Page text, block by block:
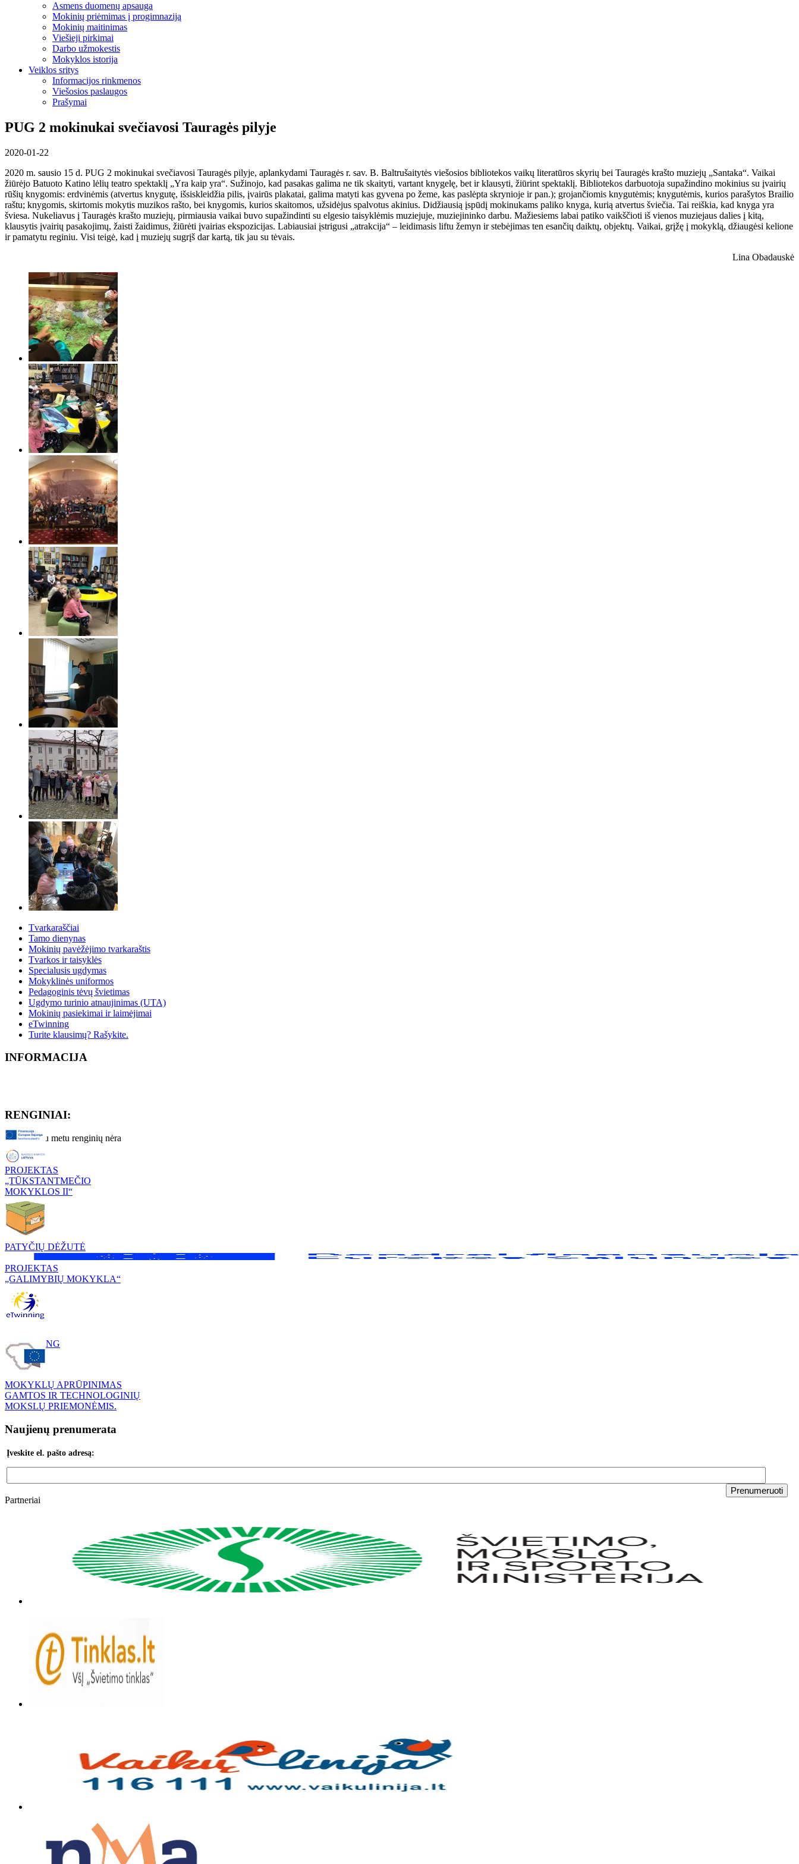
Asmens duomenų apsauga
Mokinių priėmimas į progimnaziją
Mokinių maitinimas
Viešieji pirkimai
Darbo užmokestis
Mokyklos istorija
Veiklos sritys
Informacijos rinkmenos
Viešosios paslaugos
Prašymai
PUG 2 mokinukai svečiavosi Tauragės pilyje
2020-01-22
2020 m. sausio 15 d. PUG 2 mokinukai svečiavosi Tauragės pilyje, aplankydami Tauragės r. sav. B. Baltrušaitytės viešosios bibliotekos vaikų literatūros skyrių bei Tauragės krašto muziejų „Santaka“. Vaikai
žiūrėjo Batuoto Katino lėlių teatro spektaklį „Yra kaip yra“. Sužinojo, kad pasakas galima ne tik skaityti, vartant knygelę, bet ir klausyti, žiūrint spektaklį. Bibliotekos darbuotoja supažindino mokinius su įvairių
rūšių knygomis: erdvinėmis (atvertus knygutę, išsiskleidžia pilis, įvairūs plakatai, galima matyti kas gyvena po žeme, kas paslėpta skrynioje ir pan.); grojančiomis knygutėmis; knygutėmis, kurios parašytos Brailio
raštu; knygomis, skirtomis mokytis muzikos rašto, bei knygomis, kurios skaitomos, užsidėjus spalvotus akinius. Didžiausią įspūdį mokinukams paliko knyga, kurią atvertus šviečia. Tai reiškia, kad knyga yra
šviesa. Nukeliavus į Tauragės krašto muziejų, pirmiausia vaikai buvo supažindinti su elgesio taisyklėmis muziejuje, muziejininko darbu. Mažiesiems labai patiko vaikščioti iš vienos muziejaus dalies į kitą,
klausytis įvairių pasakojimų, žaisti žaidimus, žiūrėti įvairias ekspozicijas. Labiausiai įstrigusi „atrakcija“ – leidimasis liftu žemyn ir stebėjimas ten esančių daiktų, objektų. Vaikai, grįžę į mokyklą, džiaugėsi kelione
ir pamatytu reginiu. Visi teigė, kad į muziejų sugrįš dar kartą, tik jau su tėvais.
Lina Obadauskė
Tvarkaraščiai
Tamo dienynas
Mokinių pavėžėjimo tvarkaraštis
Tvarkos ir taisyklės
Specialusis ugdymas
Mokyklinės uniformos
Pedagoginis tėvų švietimas
Ugdymo turinio atnaujinimas (UTA)
Mokinių pasiekimai ir laimėjimai
eTwinning
Turite klausimų? Rašykite.
INFORMACIJA
RENGINIAI:
Artimiausiu metu renginių nėra
PROJEKTAS
„TŪKSTANTMEČIO
MOKYKLOS II“
PATYČIŲ DĖŽUTĖ
PROJEKTAS
„GALIMYBIŲ MOKYKLA“
ETWINNING
MOKYKLŲ APRŪPINIMAS
GAMTOS IR TECHNOLOGINIŲ
MOKSLŲ PRIEMONĖMIS.
Naujienų prenumerata
Įveskite el. pašto adresą:
Partneriai